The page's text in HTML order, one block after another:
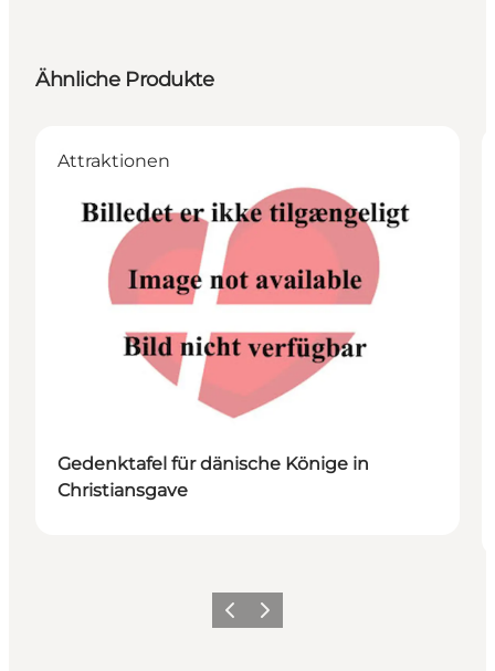
Ähnliche Produkte
Attraktionen
Gedenktafel für dänische Könige in
Christiansgave
ZurückWeiter